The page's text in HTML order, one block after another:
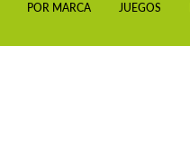
POR MARCA JUEGOS